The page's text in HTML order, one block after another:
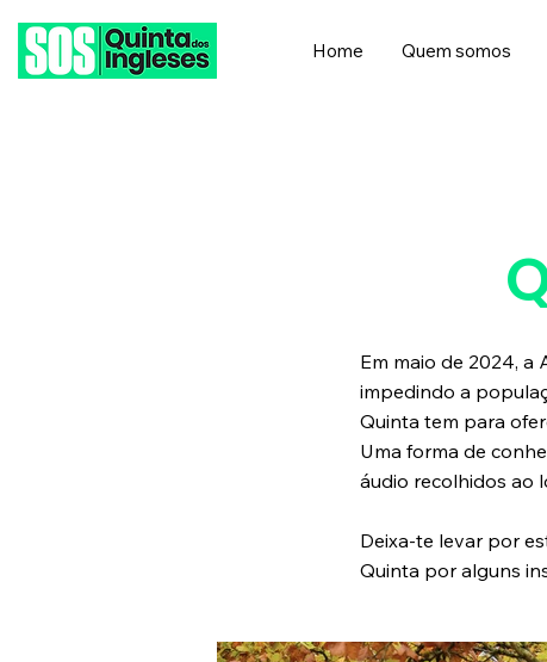
Home Quem somos
Em maio de 2024, a
impedindo a
Quinta tem para
Uma forma de
áudio recolhidos ao
Deixa-te levar por
Quinta por alguns